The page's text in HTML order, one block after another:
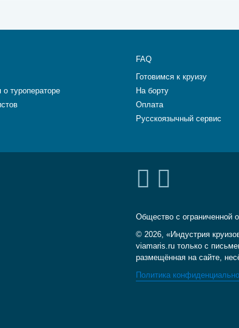
туроператоре
FAQ
Готовимся к круизу
На борту
Оплата
Русскоязычный сервис
Общество с ограниченной
© 2026, «Индустрия
viamaris.ru только с
размещённая на сайте,
Политика